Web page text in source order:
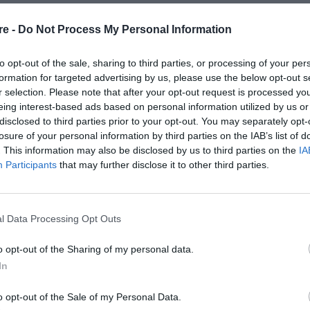
- Do Not Process My Personal Information
opt-out of the sale, sharing to third parties, or processing of your
for targeted advertising by us, please use the below opt-out
selection. Please note that after your opt-out request is processed
interest-based ads based on personal information utilized by us
to third parties prior to your opt-out. You may separately
of your personal information by third parties on the IAB’s list of
This information may also be disclosed by us to third parties on the
Participants that may further disclose it to other third parties.
Data Processing Opt Outs
opt-out of the Sharing of my personal data.
opt-out of the Sale of my Personal Data.
μας στα αποτελέσματα αναζήτησης
on Google
από όταν η Jennifer Aniston σκεφτόταν να
ηθοποιός πρόσφατα παραδέχθηκε στο
Hayes και Will Arnett, «Smartless» ότι για
να αποσυρθεί από την υποκριτική.
χρόνια πέρασε από το μυαλό μου, κάτι
ότι ένα πρότζεκτ στο οποίο δούλευε
την έβαλε σε σκέψεις αν πρέπει να
κινηματογράφου.
ξέρω αν αυτό είναι εκείνο που με